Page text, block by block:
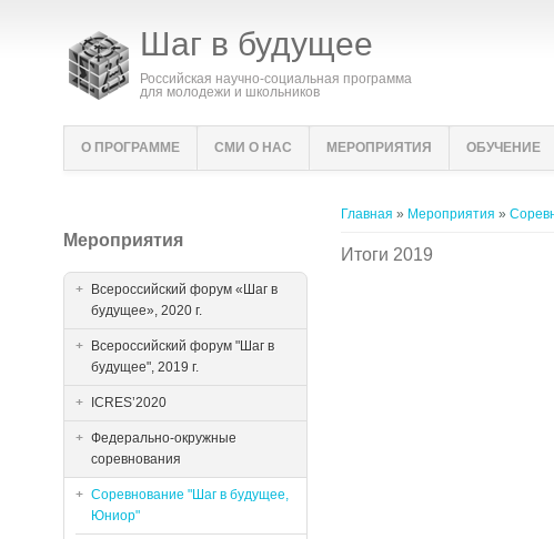
Шаг в будущее
Российская научно-социальная программа
для молодежи и школьников
О ПРОГРАММЕ СМИ О НАС МЕРОПРИЯТИЯ ОБУЧЕНИЕ
Вы здесь
Главная » Мероприятия »
Итоги 2019
Мероприятия
Всероссийский форум «Шаг в
будущее», 2020 г.
Всероссийский форум "Шаг в
будущее", 2019 г.
ICRES’2020
Федерально-окружные
соревнования
Соревнование "Шаг в будущее,
Юниор"